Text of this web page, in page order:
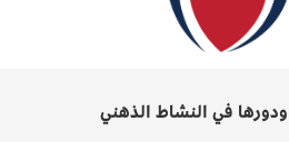
في النشاط الذهني